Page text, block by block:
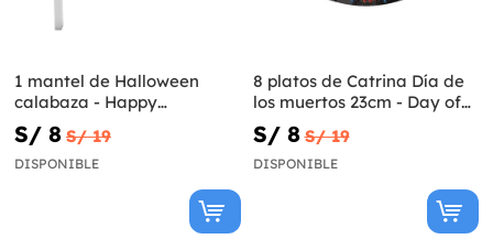
1 mantel de Halloween
calabaza - Happy
Halloween
S/ 8 S/ 19
DISPONIBLE
8 platos de Catrina Día de
los muertos 23cm - Day of
the Dead
S/ 8 S/ 19
DISPONIBLE